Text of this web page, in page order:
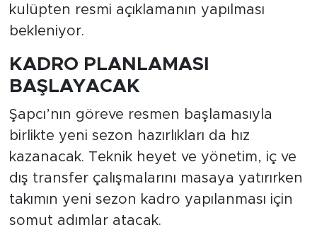
kulüpten resmi açıklamanın yapılması
bekleniyor.
KADRO PLANLAMASI
BAŞLAYACAK
Şapcı’nın göreve resmen başlamasıyla
birlikte yeni sezon hazırlıkları da hız
kazanacak. Teknik heyet ve yönetim, iç ve
dış transfer çalışmalarını masaya yatırırken
takımın yeni sezon kadro yapılanması için
somut adımlar atacak.